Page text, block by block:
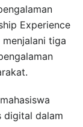
Experience
menjalani tiga
digital dalam